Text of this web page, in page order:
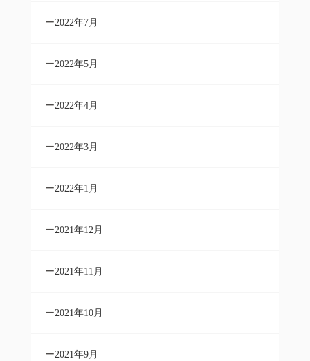
2022年7月
2022年5月
2022年4月
2022年3月
2022年1月
2021年12月
2021年11月
2021年10月
2021年9月